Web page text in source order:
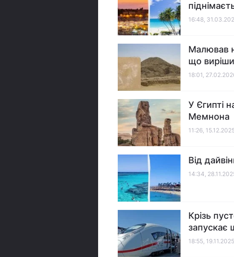
16:48,
Малював
що
18:01,
У Єгипті
Мемнона
11:26,
Від
14:34,
Крізь
запускає
18:55, 19.11.2025